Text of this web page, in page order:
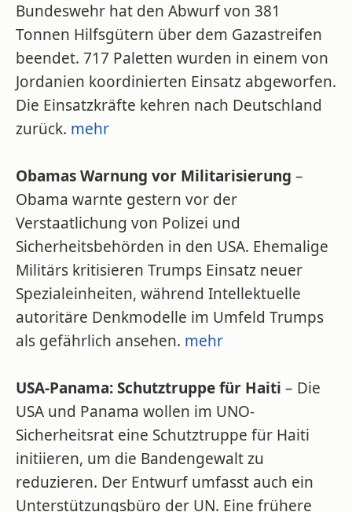
Bundeswehr hat den Abwurf von 381
Tonnen Hilfsgütern über dem Gazastreifen
beendet. 717 Paletten wurden in einem von
Jordanien koordinierten Einsatz abgeworfen.
Die Einsatzkräfte kehren nach Deutschland
zurück. mehr
Obamas Warnung vor Militarisierung –
Obama warnte gestern vor der
Verstaatlichung von Polizei und
Sicherheitsbehörden in den USA. Ehemalige
Militärs kritisieren Trumps Einsatz neuer
Spezialeinheiten, während Intellektuelle
autoritäre Denkmodelle im Umfeld Trumps
als gefährlich ansehen. mehr
USA-Panama: Schutztruppe für Haiti – Die
USA und Panama wollen im UNO-
Sicherheitsrat eine Schutztruppe für Haiti
initiieren, um die Bandengewalt zu
reduzieren. Der Entwurf umfasst auch ein
Unterstützungsbüro der UN. Eine frühere